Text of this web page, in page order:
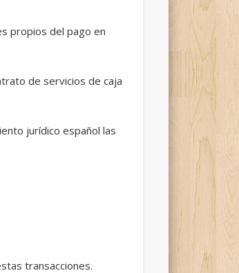
propios del pago en
de servicios de caja
jurídico español las
transacciones.